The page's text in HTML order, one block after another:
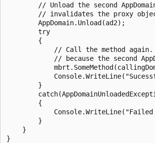
// Unload the second
// invalidates the proxy
        AppDomain.Unload(ad2);
        try
        {
// Call the method
// because the second
        }
        {
        }
    }
}